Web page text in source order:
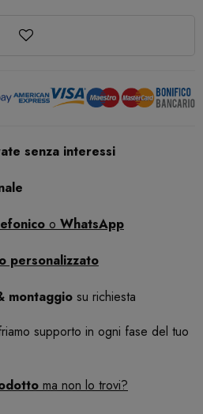
senza interessi
o WhatsApp
personalizzato
montaggio su richiesta
supporto in ogni fase del tuo
ma non lo trovi?